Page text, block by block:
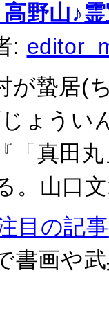
高野山♪
:
が蟄居(
ょうい
「真田
。山口
目の記事
書画や